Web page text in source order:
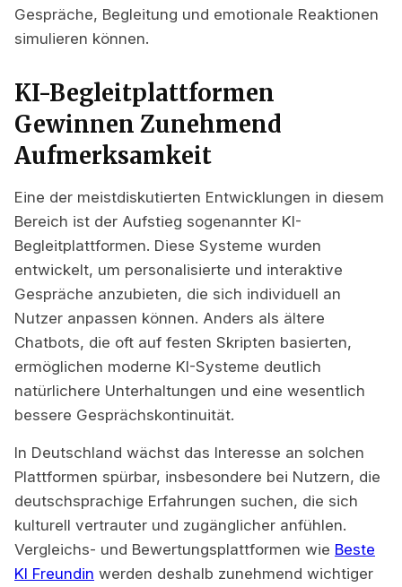
Gespräche, Begleitung und emotionale Reaktionen
simulieren können.
KI-Begleitplattformen
Gewinnen Zunehmend
Aufmerksamkeit
Eine der meistdiskutierten Entwicklungen in diesem
Bereich ist der Aufstieg sogenannter KI-
Begleitplattformen. Diese Systeme wurden
entwickelt, um personalisierte und interaktive
Gespräche anzubieten, die sich individuell an
Nutzer anpassen können. Anders als ältere
Chatbots, die oft auf festen Skripten basierten,
ermöglichen moderne KI-Systeme deutlich
natürlichere Unterhaltungen und eine wesentlich
bessere Gesprächskontinuität.
In Deutschland wächst das Interesse an solchen
Plattformen spürbar, insbesondere bei Nutzern, die
deutschsprachige Erfahrungen suchen, die sich
kulturell vertrauter und zugänglicher anfühlen.
Vergleichs- und Bewertungsplattformen wie Beste
KI Freundin werden deshalb zunehmend wichtiger